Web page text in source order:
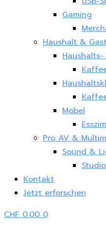
Gaming
Haushalt &
Möbel
Pro AV &
Sound &
Kontakt
Jetzt erforschen
CHF0.00 0